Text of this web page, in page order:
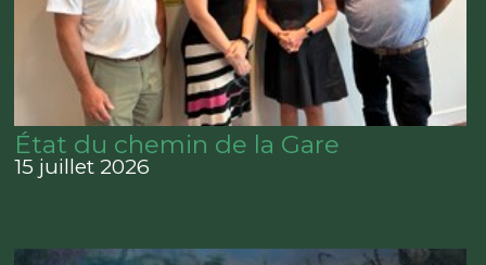
État du chemin de la Gare
15 juillet 2026